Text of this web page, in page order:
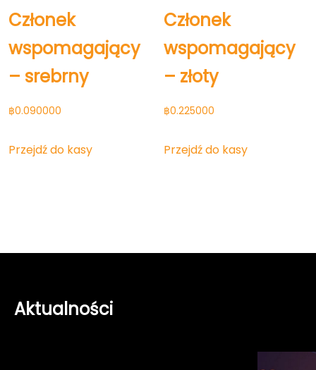
Członek
wspomagający
– srebrny
฿0.090000
Przejdź do kasy
Członek
wspomagający
– złoty
฿0.225000
Przejdź do kasy
Aktualności